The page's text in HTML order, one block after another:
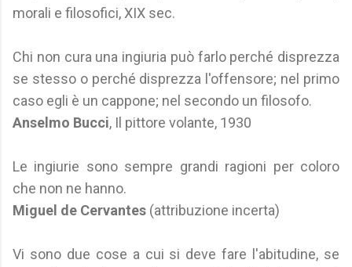
morali e filosofici, XIX sec.
Chi non cura una ingiuria può farlo perché disprezza
se stesso o perché disprezza l'offensore; nel primo
caso egli è un cappone; nel secondo un filosofo.
Anselmo Bucci, Il pittore volante, 1930
Le ingiurie sono sempre grandi ragioni per coloro
che non ne hanno.
Miguel de Cervantes (attribuzione incerta)
Vi sono due cose a cui si deve fare l'abitudine, se